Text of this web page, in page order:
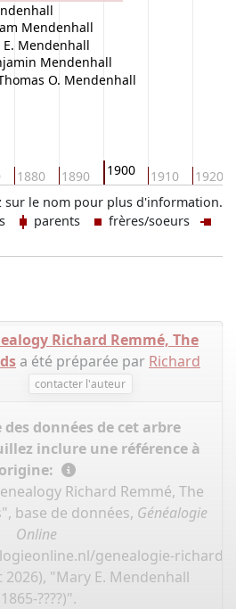
1880 1890 1900 1910 1920
Mendenhall
E. Mendenhall
Mendenhall
O. Mendenhall
sur le nom pour plus d'information.
parents
frères/soeurs
Richard Remmé, The
a été préparée par Richard
contacter l'auteur
des données de cet arbre
inclure une référence à
Richard Remmé, The
base de données, Généalogie
Online
genealogie-richard-
"Mary E. Mendenhall
????)".